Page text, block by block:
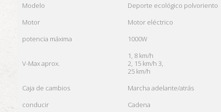
Modelo
Deporte ecológico polvoriento
Motor
Motor eléctrico
potencia máxima
1000W
V-Max aprox.
1, 8 km/h
2, 15 km/h 3,
25 km/h
Caja de cambios
Marcha adelante/atrás
conducir
Cadena